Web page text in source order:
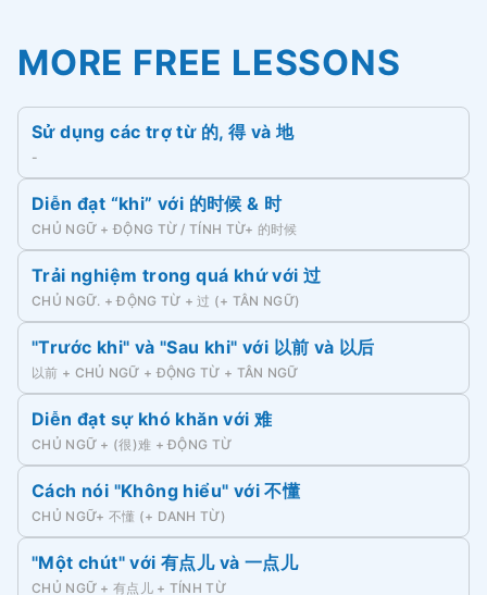
MORE FREE LESSONS
Sử dụng các trợ từ 的, 得 và 地
-
Diễn đạt “khi” với 的时候 & 时
CHỦ NGỮ + ĐỘNG TỪ / TÍNH TỪ+ 的时候
Trải nghiệm trong quá khứ với 过
CHỦ NGỮ. + ĐỘNG TỪ + 过 (+ TÂN NGỮ)
"Trước khi" và "Sau khi" với 以前 và 以后
以前 + CHỦ NGỮ + ĐỘNG TỪ + TÂN NGỮ
Diễn đạt sự khó khăn với 难
CHỦ NGỮ + (很)难 + ĐỘNG TỪ
Cách nói "Không hiểu" với 不懂
CHỦ NGỮ+ 不懂 (+ DANH TỪ)
"Một chút" với 有点儿 và 一点儿
CHỦ NGỮ + 有点儿 + TÍNH TỪ